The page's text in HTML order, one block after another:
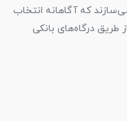
که آگاهانه انتخاب
طریق درگاه‌های بانکی